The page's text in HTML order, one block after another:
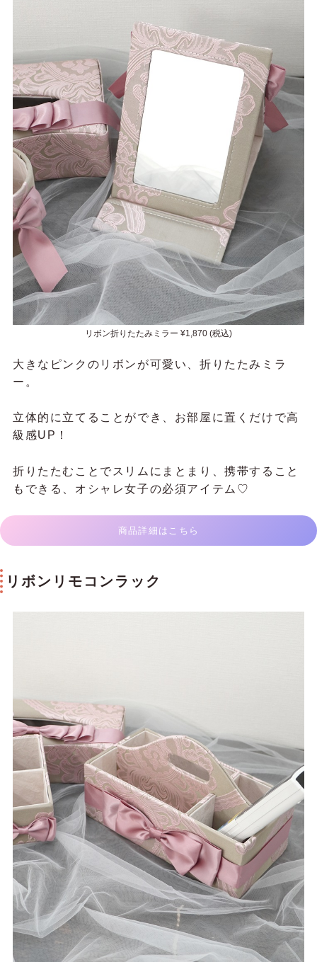
リボン折りたたみミラー ¥1,870 (税込)
大きなピンクのリボンが可愛い、折りたたみミラ
ー。
立体的に立てることができ、お部屋に置くだけで高
級感UP！
折りたたむことでスリムにまとまり、携帯すること
もできる、オシャレ女子の必須アイテム♡
商品詳細はこちら
リボンリモコンラック